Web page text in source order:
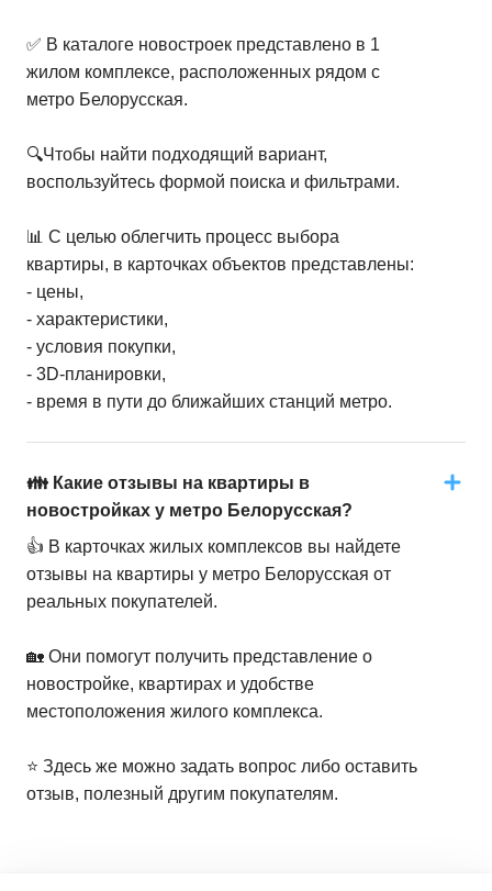
✅ В каталоге новостроек представлено в 1
жилом комплексе, расположенных рядом с
метро Белорусская.
🔍Чтобы найти подходящий вариант,
воспользуйтесь формой поиска и фильтрами.
📊 С целью облегчить процесс выбора
квартиры, в карточках объектов представлены:
- цены,
- характеристики,
- условия покупки,
- 3D-планировки,
- время в пути до ближайших станций метро.
👪 Какие отзывы на квартиры в
новостройках у метро Белорусская?
👍 В карточках жилых комплексов вы найдете
отзывы на квартиры у метро Белорусская от
реальных покупателей.
🏡 Они помогут получить представление о
новостройке, квартирах и удобстве
местоположения жилого комплекса.
⭐️ Здесь же можно задать вопрос либо оставить
отзыв, полезный другим покупателям.